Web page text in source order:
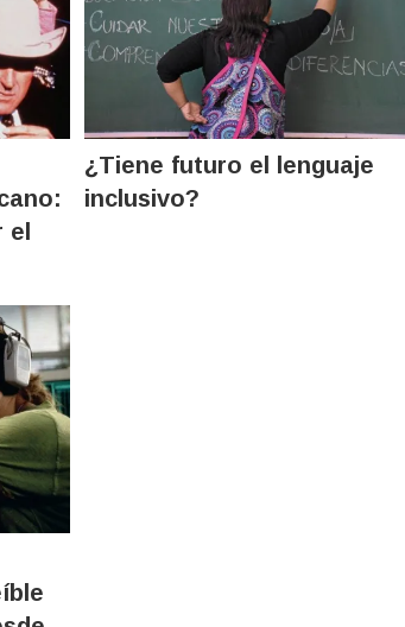
¿Tiene futuro el lenguaje
inclusivo?